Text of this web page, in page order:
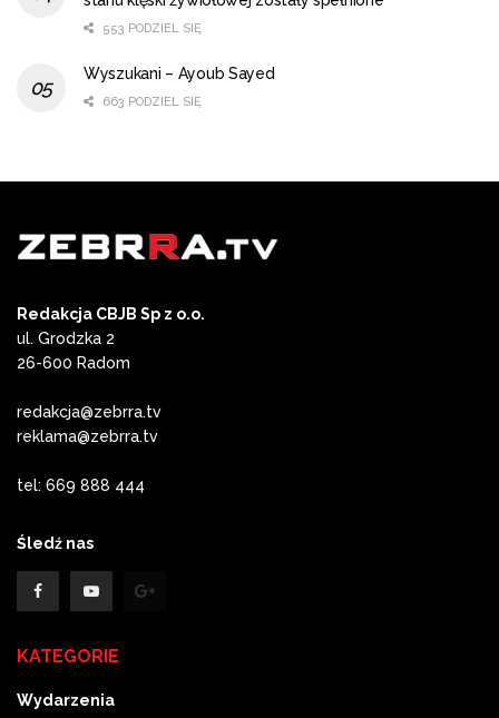
553 PODZIEL SIĘ
Wyszukani – Ayoub Sayed
663 PODZIEL SIĘ
Redakcja CBJB Sp z o.o.
ul. Grodzka 2
26-600 Radom
redakcja@zebrra.tv
reklama@zebrra.tv
tel: 669 888 444
Śledź nas
KATEGORIE
Wydarzenia